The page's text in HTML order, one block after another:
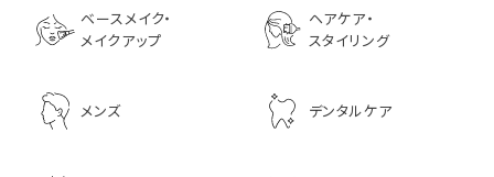
ベースメイク・
メイクアップ
ヘアケア・
スタイリング
メンズ デンタルケア